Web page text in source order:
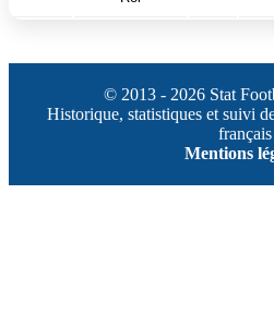
© 2013 - 2026 Stat
Historique, statistiques et suivi
français
Mentions